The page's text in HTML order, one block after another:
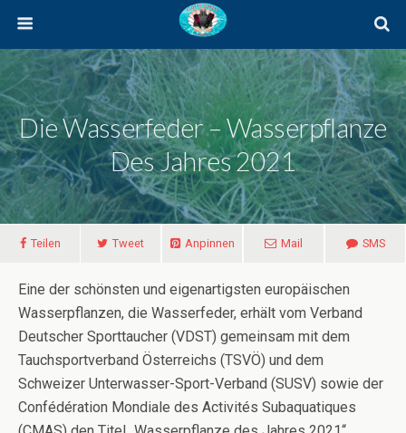
Die Wasserfeder – Wasserpflanze
Des Jahres 2021
Teilen Tweet Anpinnen Mail SMS
Eine der schönsten und eigenartigsten europäischen
Wasserpflanzen, die Wasserfeder, erhält vom Verband
Deutscher Sporttaucher (VDST) gemeinsam mit dem
Tauchsportverband Österreichs (TSVÖ) und dem
Schweizer Unterwasser-Sport-Verband (SUSV) sowie der
Confédération Mondiale des Activités Subaquatiques